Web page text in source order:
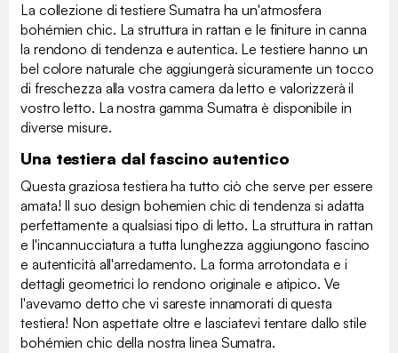
La collezione di testiere Sumatra ha un'atmosfera
bohémien chic. La struttura in rattan e le finiture in canna
la rendono di tendenza e autentica. Le testiere hanno un
bel colore naturale che aggiungerà sicuramente un tocco
di freschezza alla vostra camera da letto e valorizzerà il
vostro letto. La nostra gamma Sumatra è disponibile in
diverse misure.
Una testiera dal fascino autentico
Questa graziosa testiera ha tutto ciò che serve per essere
amata! Il suo design bohemien chic di tendenza si adatta
perfettamente a qualsiasi tipo di letto. La struttura in rattan
e l'incannucciatura a tutta lunghezza aggiungono fascino
e autenticità all'arredamento. La forma arrotondata e i
dettagli geometrici lo rendono originale e atipico. Ve
l'avevamo detto che vi sareste innamorati di questa
testiera! Non aspettate oltre e lasciatevi tentare dallo stile
bohémien chic della nostra linea Sumatra.